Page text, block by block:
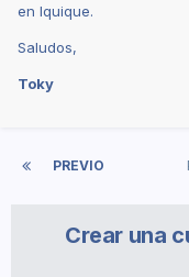
en Iquique.
Saludos,
Toky
PREVIO
Crear una